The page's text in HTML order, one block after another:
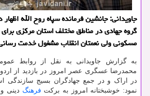
گروه جهادی در مناطق مختلف استان مرکزی
مسکونی ولی نعمتان انقلاب مشغول خدمت
به گزارش جاویدانی به نقل از روابط
محمدرضا عسگری عصر امروز در بازدید از
در اراک و در جمع جهادگران بسیج سازندگی
نمود: خوشبختانه امروز به برکت فرهنگ دینی